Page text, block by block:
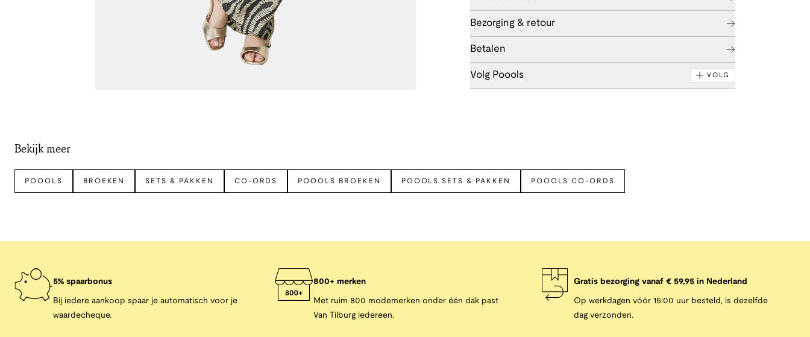
Bezorging & retour
Betalen
Volg Poools VOLG
Bekijk meer
POOOLS BROEKEN SETS & PAKKEN CO-ORDS POOOLS BROEKEN POOOLS SETS & PAKKEN POOOLS CO-ORDS
5% spaarbonus
Bij iedere aankoop spaar je automatisch voor je
waardecheque.
800+ merken
Met ruim 800 modemerken onder één dak past
Van Tilburg iedereen.
Gratis bezorging vanaf € 59,95 in Nederland
Op werkdagen vóór 15:00 uur besteld, is dezelfde
dag verzonden.